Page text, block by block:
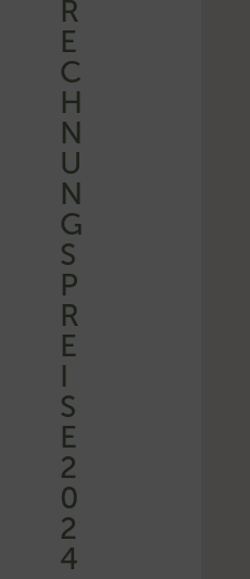
R
E
C
H
N
U
N
G
S
P
R
E
I
S
E
2
0
2
4